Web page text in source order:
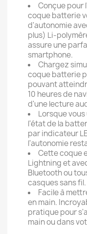
Conçue pour
coque batterie
d'autonomie
plus) Li-
assure une
smartphone.
Chargez
coque batterie
pouvant
10 heures de
d'une lecture
Lorsque
l'état de la
par indicateur
l'autonomie
Cette coque
Lightning et
Bluetooth ou
casques sans fil.
Facile à
en main.
pratique pour
main ou dans